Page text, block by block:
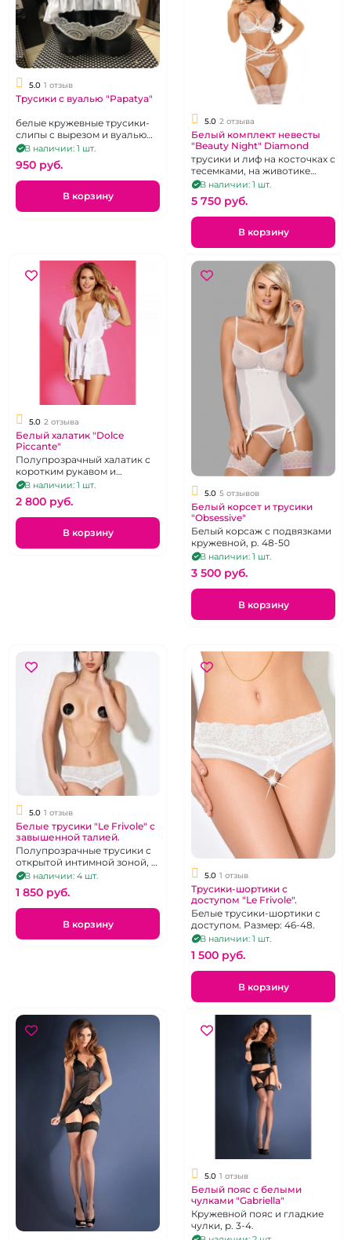
5.0 1 отзыв
Трусики с вуалью "Papatya"
белые кружевные трусики-
слипы с вырезом и вуалью
на попке, р. 42-44
В наличии: 1 шт.
950 pуб.
В корзину
5.0 2 отзыва
Белый комплект невесты
"Beauty Night" Diamond
трусики и лиф на косточках с
тесемками, на животике
ленточки и пажи, р. 46-48
В наличии: 1 шт.
5 750 pуб.
В корзину
5.0 2 отзыва
Белый халатик "Dolce
Piccante"
Полупрозрачный халатик с
коротким рукавом и
атласным поясом, р. 42-44
В наличии: 1 шт.
2 800 pуб.
В корзину
5.0 5 отзывов
Белый корсет и трусики
"Obsessive"
Белый корсаж с подвязками
кружевной, р. 48-50
В наличии: 1 шт.
3 500 pуб.
В корзину
5.0 1 отзыв
Белые трусики "Le Frivole" с
завышенной талией.
Полупрозрачные трусики с
открытой интимной зоной, р.
42-44
В наличии: 4 шт.
1 850 pуб.
В корзину
5.0 1 отзыв
Трусики-шортики с
доступом "Le Frivole".
Белые трусики-шортики с
доступом. Размер: 46-48.
В наличии: 1 шт.
1 500 pуб.
В корзину
5.0 1 отзыв
Белый пояс с белыми
чулками "Gabriella"
Кружевной пояс и гладкие
чулки, р. 3-4.